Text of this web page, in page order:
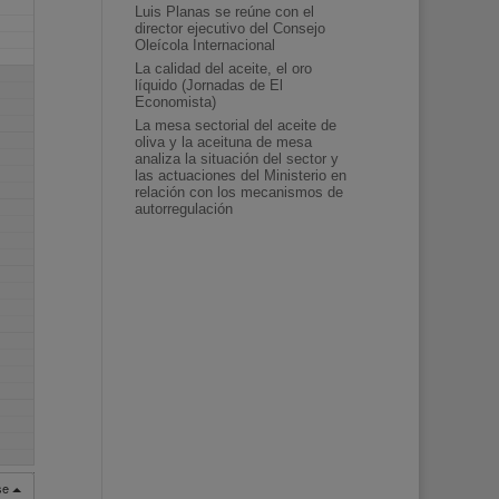
Luis Planas se reúne con el
director ejecutivo del Consejo
Oleícola Internacional
La calidad del aceite, el oro
líquido (Jornadas de El
Economista)
La mesa sectorial del aceite de
oliva y la aceituna de mesa
analiza la situación del sector y
las actuaciones del Ministerio en
relación con los mecanismos de
autorregulación